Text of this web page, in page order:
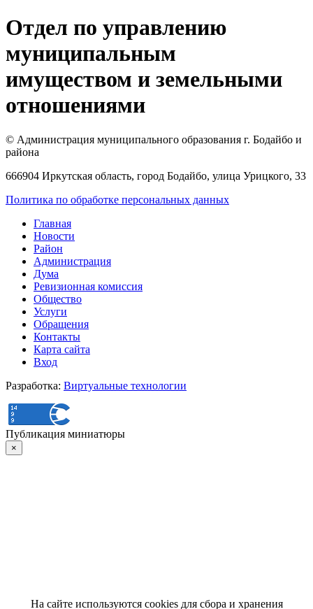
Отдел по управлению
муниципальным
имуществом и земельными
отношениями
© Администрация муниципального образования г. Бодайбо и
района
666904 Иркутская область, город Бодайбо, улица Урицкого, 33
Политика по обработке персональных данных
Главная
Новости
Район
Администрация
Дума
Ревизионная комиссия
Общество
Услуги
Обращения
Контакты
Карта сайта
Вход
Разработка: Виртуальные технологии
Публикация миниатюры
×
На сайте используются cookies для сбора и хранения